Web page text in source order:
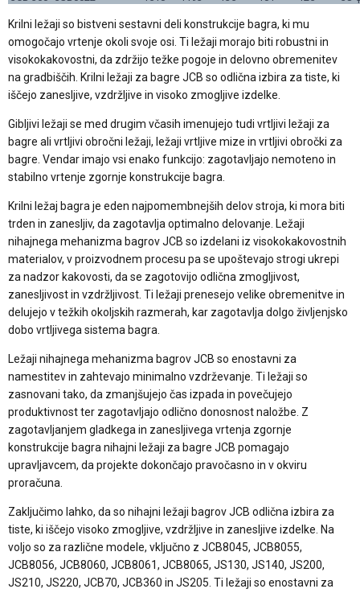
Krilni ležaji so bistveni sestavni deli konstrukcije bagra, ki mu
omogočajo vrtenje okoli svoje osi. Ti ležaji morajo biti robustni in
visokokakovostni, da zdržijo težke pogoje in delovno obremenitev
na gradbiščih. Krilni ležaji za bagre JCB so odlična izbira za tiste, ki
iščejo zanesljive, vzdržljive in visoko zmogljive izdelke.
Gibljivi ležaji se med drugim včasih imenujejo tudi vrtljivi ležaji za
bagre ali vrtljivi obročni ležaji, ležaji vrtljive mize in vrtljivi obročki za
bagre. Vendar imajo vsi enako funkcijo: zagotavljajo nemoteno in
stabilno vrtenje zgornje konstrukcije bagra.
Krilni ležaj bagra je eden najpomembnejših delov stroja, ki mora biti
trden in zanesljiv, da zagotavlja optimalno delovanje. Ležaji
nihajnega mehanizma bagrov JCB so izdelani iz visokokakovostnih
materialov, v proizvodnem procesu pa se upoštevajo strogi ukrepi
za nadzor kakovosti, da se zagotovijo odlična zmogljivost,
zanesljivost in vzdržljivost. Ti ležaji prenesejo velike obremenitve in
delujejo v težkih okoljskih razmerah, kar zagotavlja dolgo življenjsko
dobo vrtljivega sistema bagra.
Ležaji nihajnega mehanizma bagrov JCB so enostavni za
namestitev in zahtevajo minimalno vzdrževanje. Ti ležaji so
zasnovani tako, da zmanjšujejo čas izpada in povečujejo
produktivnost ter zagotavljajo odlično donosnost naložbe. Z
zagotavljanjem gladkega in zanesljivega vrtenja zgornje
konstrukcije bagra nihajni ležaji za bagre JCB pomagajo
upravljavcem, da projekte dokončajo pravočasno in v okviru
proračuna.
Zaključimo lahko, da so nihajni ležaji bagrov JCB odlična izbira za
tiste, ki iščejo visoko zmogljive, vzdržljive in zanesljive izdelke. Na
voljo so za različne modele, vključno z JCB8045, JCB8055,
JCB8056, JCB8060, JCB8061, JCB8065, JS130, JS140, JS200,
JS210, JS220, JCB70, JCB360 in JS205. Ti ležaji so enostavni za